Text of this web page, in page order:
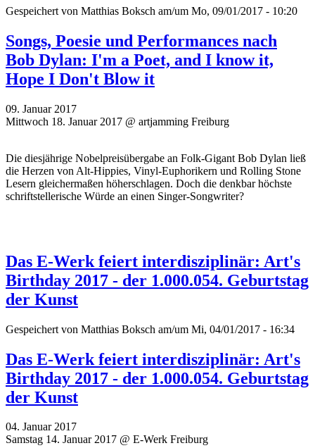
Gespeichert von Matthias Boksch am/um Mo, 09/01/2017 - 10:20
Songs, Poesie und Performances nach
Bob Dylan: I'm a Poet, and I know it,
Hope I Don't Blow it
09. Januar 2017
Mittwoch 18. Januar 2017 @ artjamming Freiburg
Die diesjährige Nobelpreisübergabe an Folk-Gigant Bob Dylan ließ
die Herzen von Alt-Hippies, Vinyl-Euphorikern und Rolling Stone
Lesern gleichermaßen höherschlagen. Doch die denkbar höchste
schriftstellerische Würde an einen Singer-Songwriter?
Das E-Werk feiert interdisziplinär: Art's
Birthday 2017 - der 1.000.054. Geburtstag
der Kunst
Gespeichert von Matthias Boksch am/um Mi, 04/01/2017 - 16:34
Das E-Werk feiert interdisziplinär: Art's
Birthday 2017 - der 1.000.054. Geburtstag
der Kunst
04. Januar 2017
Samstag 14. Januar 2017 @ E-Werk Freiburg